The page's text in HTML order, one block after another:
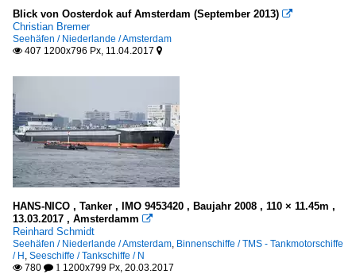
GMS - Gütermotorschiffe
W
KFGS - Kabinen-FGS für Kreuzfahrten
A
I - J
R
Schubboote und -verbände
2010
2010
2011
2013
2014
2015
Blick von Oosterdok auf Amsterdam (September 2013) 
Christian Bremer
Seehäfen / Niederlande / Amsterdam
 407 1200x796 Px, 11.04.2017 
HANS-NICO , Tanker , IMO 9453420 , Baujahr 2008 , 110 × 11.45m ,
13.03.2017 , Amsterdamm 
Reinhard Schmidt
Seehäfen / Niederlande / Amsterdam, Binnenschiffe / TMS - Tankmotorschiffe
/ H , Seeschiffe / Tankschiffe / N
 780  1 1200x799 Px, 20.03.2017